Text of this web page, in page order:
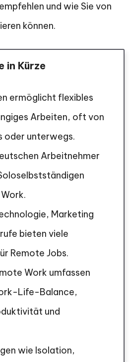
und wie Sie von
können.
in Kürze
ermöglicht flexibles
Arbeiten, oft von
oder unterwegs.
Arbeitnehmer
Marketing
bieten viele
Remote Jobs.
Work umfassen
Life-Balance,
und
wie Isolation,